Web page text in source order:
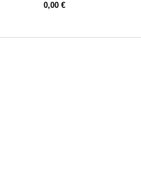
0,00 €